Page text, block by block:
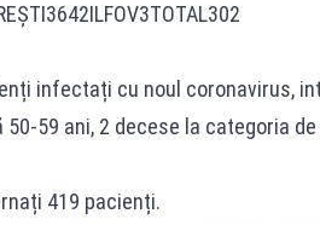
cu noul coronavirus,
59 ani, 2 decese la categoria
419 pacienți.